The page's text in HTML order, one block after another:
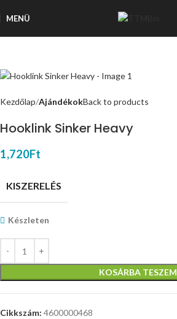
MENÜ
Kezdőlap AjándékokBack to products
Hooklink Sinker Heavy
1,720Ft
KISZERELÉS
Készleten
KOSÁRBA TESZEM
Cikkszám: 4600000468